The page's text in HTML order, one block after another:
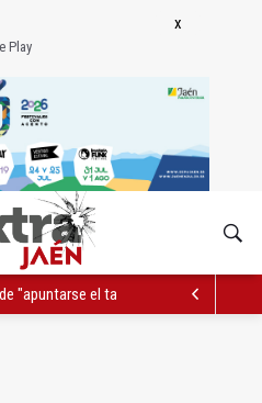
Play
de "apuntarse el tanto" de los datos de